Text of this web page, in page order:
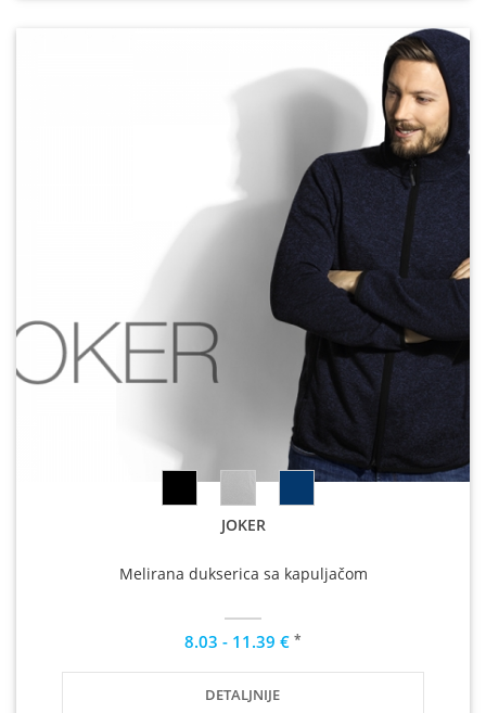
JOKER
Melirana dukserica sa kapuljačom
8.03 - 11.39 € *
DETALJNIJE